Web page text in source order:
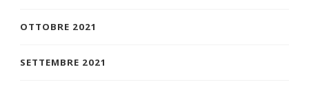
OTTOBRE 2021
SETTEMBRE 2021